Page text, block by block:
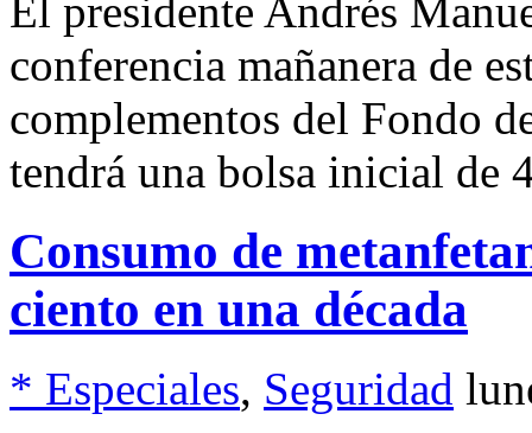
El presidente Andrés
conferencia mañanera de
complementos del Fondo
tendrá una bolsa inicial de
Consumo de
ciento en una década
* Especiales, Seguridad